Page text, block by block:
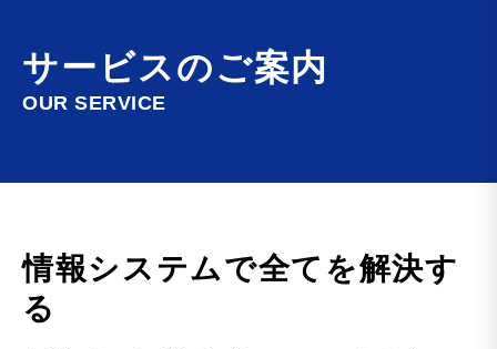
OUR SERVICE
サービスのご案内
情報システムで全てを解決す
る